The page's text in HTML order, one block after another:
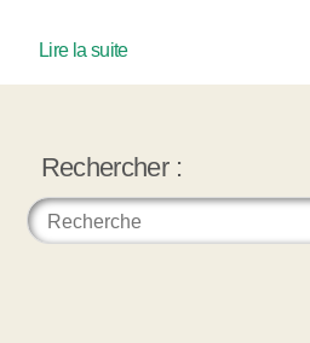
Lire la suite
Rechercher :